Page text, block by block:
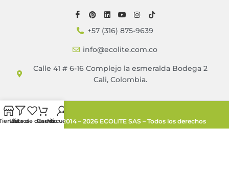
+57 (316) 875-9639
info@ecolite.com.co
Calle 41 # 6-16 Complejo la esmeralda Bodega 2
Cali, Colombia.
Copyright © 2014 – 2026 ECOLITE SAS – Todos los derechos
reservados.
Filtros
Lista de deseos
CarritoMi cuenta